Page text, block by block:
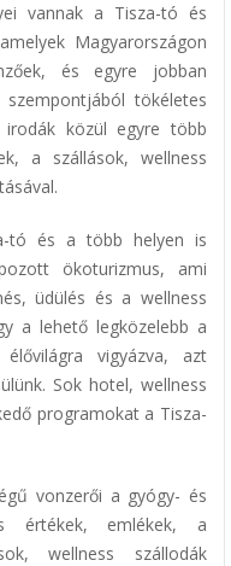
vannak a Tisza-tó és
Magyarországon
és egyre jobban
tökéletes
közül egyre több
a szállások, wellness
tó és a több helyen is
ökoturizmus, ami
üdülés és a wellness
a lehető legközelebb a
vigyázva, azt
Sok hotel, wellness
programokat a Tisza-
vonzerői a gyógy- és
értékek, emlékek, a
wellness szállodák